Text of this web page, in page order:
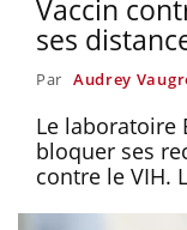
Vaccin
ses
Par Audrey
Le laboratoire
bloquer ses
contre le VIH.